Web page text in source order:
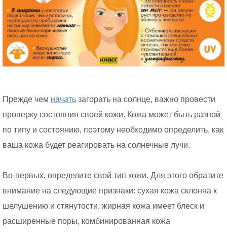
Прежде чем начать загорать на солнце, важно провести
проверку состояния своей кожи. Кожа может быть разной
по типу и состоянию, поэтому необходимо определить, как
ваша кожа будет реагировать на солнечные лучи.
Во-первых, определите свой тип кожи. Для этого обратите
внимание на следующие признаки: сухая кожа склонна к
шелушению и стянутости, жирная кожа имеет блеск и
расширенные поры, комбинированная кожа